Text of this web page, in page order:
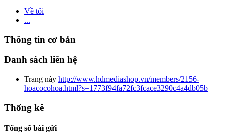
Về tôi
...
Thông tin cơ bản
Danh sách liên hệ
Trang này http://www.hdmediashop.vn/members/2156-
hoacocohoa.html?s=1773f94fa72fc3fcace3290c4a4db05b
Thống kê
Tổng số bài gửi